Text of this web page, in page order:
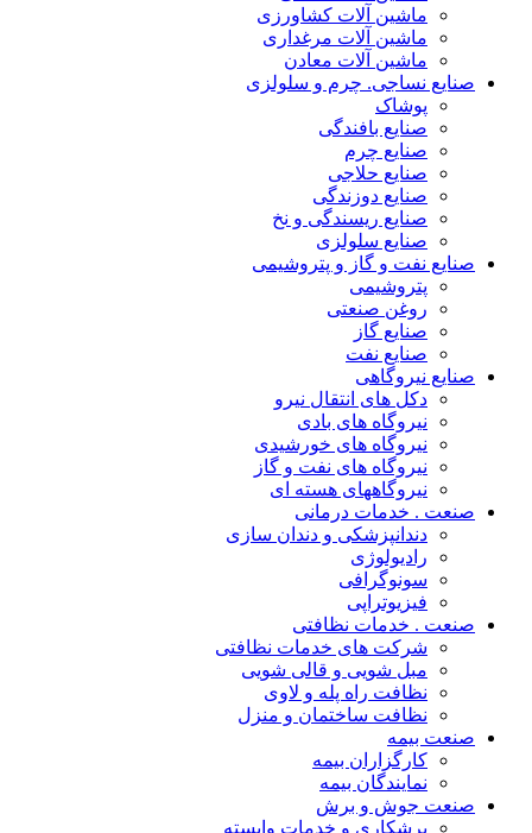
ماشین آلات کشاورزی
ماشین آلات مرغداری
ماشین آلات معادن
صنایع نساجی. چرم و سلولزی
پوشاک
صنایع بافندگی
صنایع چرم
صنایع حلاجی
صنایع دوزندگی
صنایع ریسندگی و نخ
صنایع سلولزی
صنایع نفت و گاز و پتروشیمی
پتروشیمی
روغن صنعتی
صنایع گاز
صنایع نفت
صنایع نیروگاهی
دکل های انتقال نیرو
نیروگاه های بادی
نیروگاه های خورشیدی
نیروگاه های نفت و گاز
نیروگاههای هسته ای
صنعت . خدمات درمانی
دندانپزشکی و دندان سازی
رادیولوژی
سونوگرافی
فیزیوتراپی
صنعت . خدمات نظافتی
شرکت های خدمات نظافتی
مبل شویی و قالی شویی
نظافت راه پله و لاوی
نظافت ساختمان و منزل
صنعت بیمه
کارگزاران بیمه
نمایندگان بیمه
صنعت جوش و برش
برشکاری و خدمات وابسته